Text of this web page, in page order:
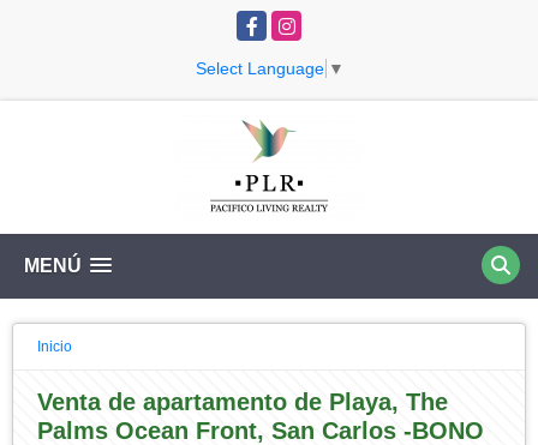
FacebookInstagram
Select Language ▼
MENÚ
Inicio
Venta de apartamento de Playa, The
Palms Ocean Front, San Carlos -BONO